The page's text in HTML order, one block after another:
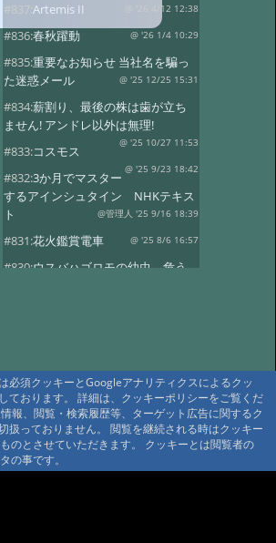
#837:Artemis II @ '26 4/12 12:38
#836:春秋躍動 @ '26 1/4 10:29
#835:重要なお知らせ 当社名を騙っ
た迷惑メール
@ '25 12/25 15:31
#834:薪割り、最後の株は歯が立ち
ません! アンドレ以外は無理!
@ '25 10/27 11:53
#833:コスモス
@ '25 9/23 18:42
#832:3か月でマスター
するアインシュタイン NHKテキス
ト
@管理人 '25 9/16 18:39
#831:花火鑑賞電車 @ '25 8/6 16:57
#830:ウスバハゴロモの幼虫、危う
#827:渋谷富ヶ谷でネマガリダケ
@ '25 6/22 14:18
#826: 使用電力量最少
記録達成!
@ '25 6/20 20:13
#825:停電 地域1580戸 @ '25 5/7 13:28
必須クッキーとGoogleアナリティクスによるクッ
ております。 詳細は、クッキーポリシーをご覧くだ
報、閲覧・検索履歴等、ターゲット広告に関するク
扱っておりません。 閲覧を継続される時はクッキー
のとさせていただきます。 クッキーとは閲覧者の
の事です。